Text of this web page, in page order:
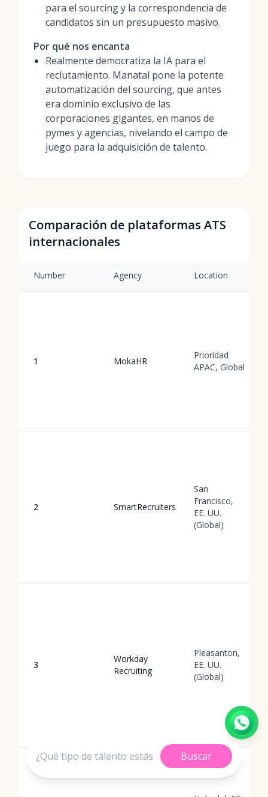
para el sourcing y la correspondencia de
candidatos sin un presupuesto masivo.
Por qué nos encanta
Realmente democratiza la IA para el
reclutamiento. Manatal pone la potente
automatización del sourcing, que antes
era dominio exclusivo de las
corporaciones gigantes, en manos de
pymes y agencias, nivelando el campo de
juego para la adquisición de talento.
Comparación de plataformas ATS
internacionales
Number Agency Location
1 MokaHR
Prioridad
APAC, Global
2 SmartRecruiters
San
Francisco,
EE. UU.
(Global)
3
Workday
Recruiting
Pleasanton,
EE. UU.
(Global)
Buscar